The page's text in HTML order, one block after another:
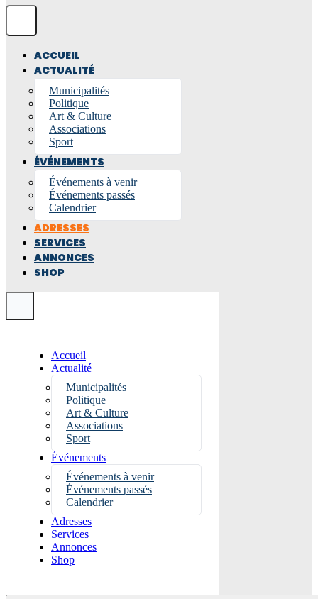
ACCUEIL
ACTUALITÉ
Municipalités
Politique
Art & Culture
Associations
Sport
ÉVÉNEMENTS
Événements à venir
Événements passés
Calendrier
ADRESSES
SERVICES
ANNONCES
SHOP
Accueil
Actualité
Municipalités
Politique
Art & Culture
Associations
Sport
Événements
Événements à venir
Événements passés
Calendrier
Adresses
Services
Annonces
Shop